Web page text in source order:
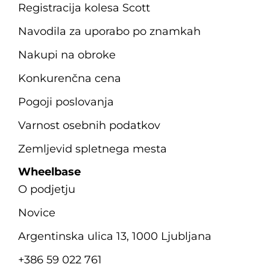
Registracija kolesa Scott
Navodila za uporabo po znamkah
Nakupi na obroke
Konkurenčna cena
Pogoji poslovanja
Varnost osebnih podatkov
Zemljevid spletnega mesta
Wheelbase
O podjetju
Novice
Argentinska ulica 13, 1000 Ljubljana
+386 59 022 761